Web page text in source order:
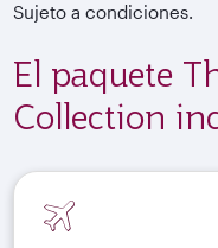
Sujeto a condiciones.
El paquete
Collection